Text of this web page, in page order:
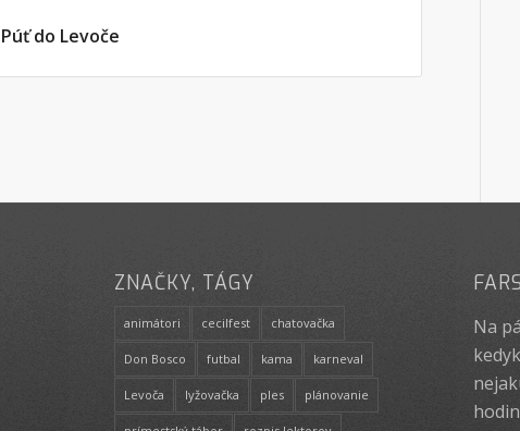
Púť do Levoče
ZNAČKY, TÁGY
animátori cecilfest chatovačka
Don Bosco futbal kama karneval
Levoča lyžovačka ples plánovanie
Na